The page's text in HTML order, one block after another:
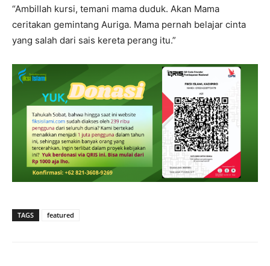
“Ambillah kursi, temani mama duduk. Akan Mama
ceritakan gemintang Auriga. Mama pernah belajar cinta
yang salah dari sais kereta perang itu.”
TAGS featured